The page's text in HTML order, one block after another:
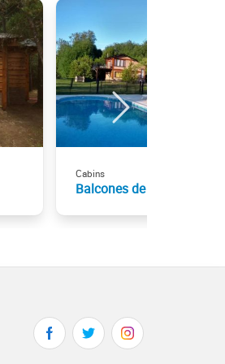
Cabins
Balcones de Puelo